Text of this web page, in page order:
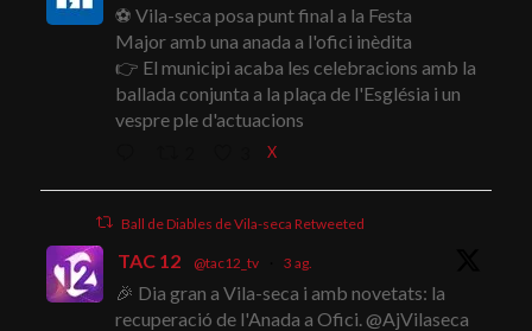
⚽ Vila-seca posa punt final a la Festa
Major amb una anada a l'ofici inèdita
👉 El municipi acaba les celebracions amb la
ballada conjunta a la plaça de l'Església i un
vespre ple d'actuacions
X
Ball de Diables de Vila-seca Retweeted
TAC 12 @tac12_tv 3 ag.
🎉 Dia gran a Vila-seca i amb novetats: la
recuperació de l'Anada a Ofici. @AjVilaseca